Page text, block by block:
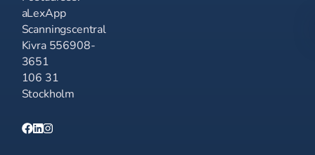
aLexApp
Scanningscentral
Kivra 556908-
3651
106 31
Stockholm